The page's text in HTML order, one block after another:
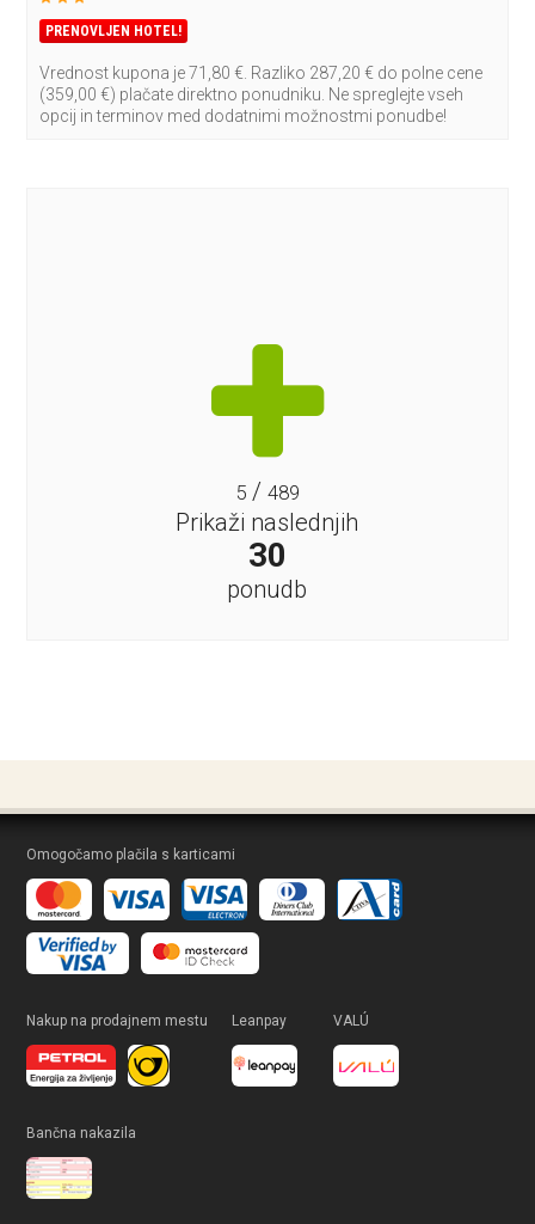
PRENOVLJEN HOTEL!
Vrednost kupona je 71,80 €. Razliko 287,20 € do polne cene
(359,00 €) plačate direktno ponudniku. Ne spreglejte vseh
opcij in terminov med dodatnimi možnostmi ponudbe!
5/ 489
Prikaži naslednjih
30
ponudb
Omogočamo plačila s karticami
Nakup na prodajnem mestu Leanpay VALÚ
Bančna nakazila